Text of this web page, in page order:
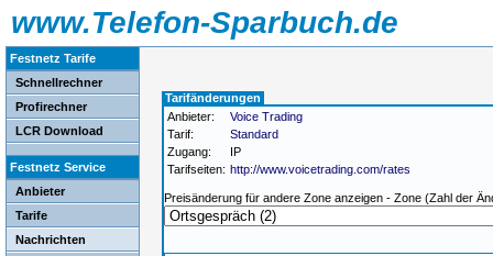
www.Telefon-Sparbuch.de
Festnetz Tarife
Schnellrechner
Profirechner
LCR Download
Festnetz Service
Anbieter
Tarife
Nachrichten
Tarifänderungen
Anbieter:
Voice Trading
Tarif:
Standard
Zugang:
IP
Tarifseiten: http://www.voicetrading.com/rates
Preisänderung für andere Zone anzeigen - Zone (Zahl der